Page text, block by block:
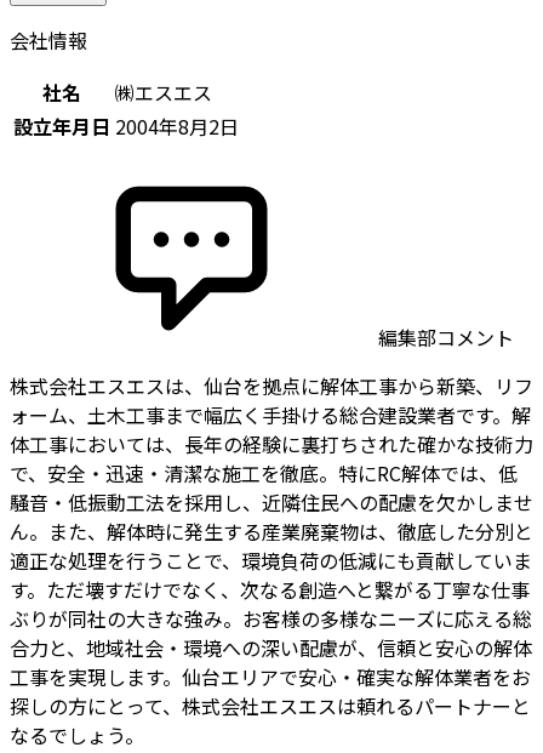
会社情報
社名
㈱エスエス
設立年月日 2004年8月2日
編集部コメント
株式会社エスエスは、仙台を拠点に解体工事から新築、リフ
ォーム、土木工事まで幅広く手掛ける総合建設業者です。解
体工事においては、長年の経験に裏打ちされた確かな技術力
で、安全・迅速・清潔な施工を徹底。特にRC解体では、低
騒音・低振動工法を採用し、近隣住民への配慮を欠かしませ
ん。また、解体時に発生する産業廃棄物は、徹底した分別と
適正な処理を行うことで、環境負荷の低減にも貢献していま
す。ただ壊すだけでなく、次なる創造へと繋がる丁寧な仕事
ぶりが同社の大きな強み。お客様の多様なニーズに応える総
合力と、地域社会・環境への深い配慮が、信頼と安心の解体
工事を実現します。仙台エリアで安心・確実な解体業者をお
探しの方にとって、株式会社エスエスは頼れるパートナーと
なるでしょう。